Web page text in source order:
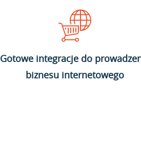
Gotowe integracje do
biznesu internetowego